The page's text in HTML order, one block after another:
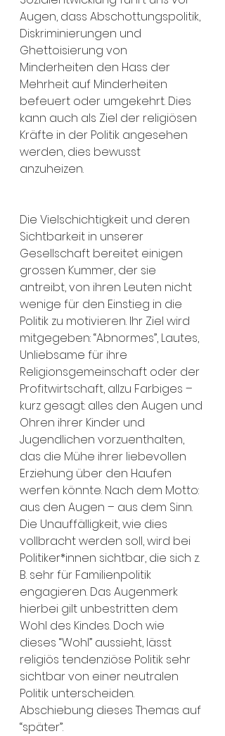
Augen, dass Abschottungspolitik,
Diskriminierungen und
Ghettoisierung von
Minderheiten den Hass der
Mehrheit auf Minderheiten
befeuert oder umgekehrt. Dies
kann auch als Ziel der religiösen
Kräfte in der Politik angesehen
werden, dies bewusst
anzuheizen.
Die Vielschichtigkeit und deren
Sichtbarkeit in unserer
Gesellschaft bereitet einigen
grossen Kummer, der sie
antreibt, von ihren Leuten nicht
wenige für den Einstieg in die
Politik zu motivieren. Ihr Ziel wird
mitgegeben: “Abnormes”, Lautes,
Unliebsame für ihre
Religionsgemeinschaft oder der
Profitwirtschaft, allzu Farbiges –
kurz gesagt: alles den Augen und
Ohren ihrer Kinder und
Jugendlichen vorzuenthalten,
das die Mühe ihrer liebevollen
Erziehung über den Haufen
werfen könnte. Nach dem Motto:
aus den Augen – aus dem Sinn.
Die Unauffälligkeit, wie dies
vollbracht werden soll, wird bei
Politiker*innen sichtbar, die sich z.
B. sehr für Familienpolitik
engagieren. Das Augenmerk
hierbei gilt unbestritten dem
Wohl des Kindes. Doch wie
dieses “Wohl” aussieht, lässt
religiös tendenziöse Politik sehr
sichtbar von einer neutralen
Politik unterscheiden.
Abschiebung dieses Themas auf
“später”.